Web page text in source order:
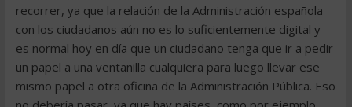
recorrer, ya que la relación de la Administración española
con los ciudadanos aún no es lo suficientemente digital y
es normal hoy en día que un ciudadano tenga que ir a pedir
un papel a una ventanilla cualquiera para luego llevar ese
mismo papel a otra oficina de la Administración Pública. Eso